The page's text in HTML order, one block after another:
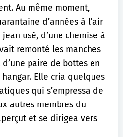
Au même moment,
d’années à l’air
usé, d’une chemise à
remonté les manches
d’une paire de bottes en
Elle cria quelques
qui s’empressa de
autres membres du
et se dirigea vers